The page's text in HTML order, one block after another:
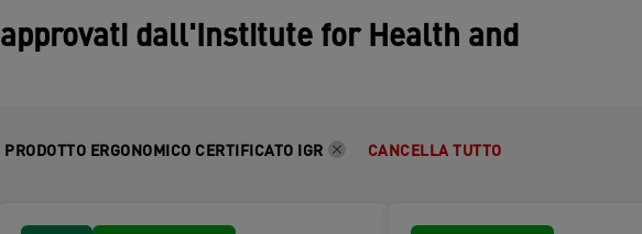
dall'Institute for Health and
PRODOTTO ERGONOMICO CERTIFICATO IGR CANCELLA TUTTO